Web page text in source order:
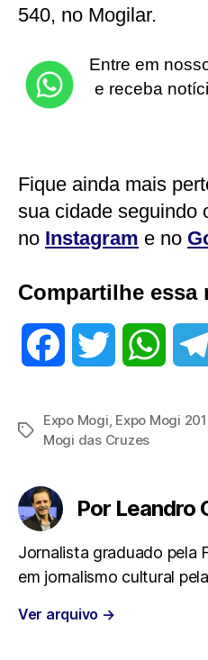
540, no Mogilar.
Entre em
e receba
Fique ainda mais
sua cidade seguindo
no Instagram e no
Compartilhe essa
o
t
e
a
s
A
Tags
Expo Mogi, Expo Mogi
Mogi das Cruzes
Por Leandro
Jornalista graduado pela
em jornalismo cultural
Ver arquivo →